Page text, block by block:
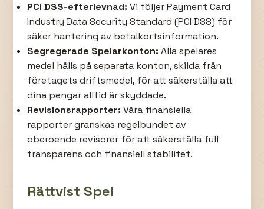
PCI DSS-efterlevnad: Vi följer Payment Card
Industry Data Security Standard (PCI DSS) för
säker hantering av betalkortsinformation.
Segregerade Spelarkonton: Alla spelares
medel hålls på separata konton, skilda från
företagets driftsmedel, för att säkerställa att
dina pengar alltid är skyddade.
Revisionsrapporter: Våra finansiella
rapporter granskas regelbundet av
oberoende revisorer för att säkerställa full
transparens och finansiell stabilitet.
Rättvist Spel